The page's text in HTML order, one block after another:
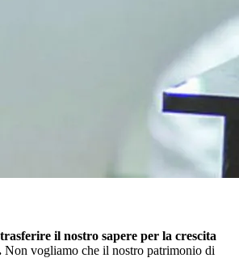
il nostro sapere per la crescita
Non vogliamo che il nostro patrimonio di